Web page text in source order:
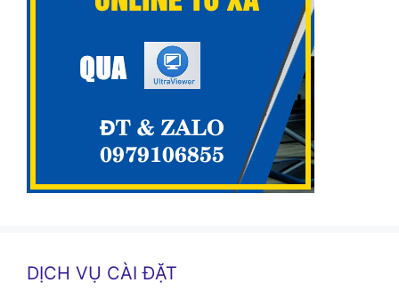
DỊCH VỤ CÀI ĐẶT